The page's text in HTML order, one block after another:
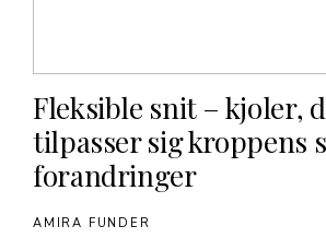
Fleksible snit – kjoler,
tilpasser sig kroppens
forandringer
AMIRA FUNDER